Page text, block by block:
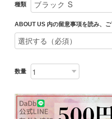
種類
ABOUT US 内の留意事項を読み、
数量